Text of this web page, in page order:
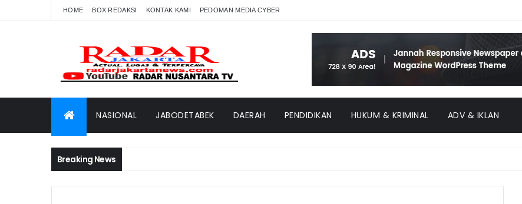
HOME BOX REDAKSI KONTAK KAMI PEDOMAN MEDIA CYBER
NASIONAL JABODETABEK DAERAH PENDIDIKAN HUKUM & KRIMINAL ADV & IKLAN
Breaking News